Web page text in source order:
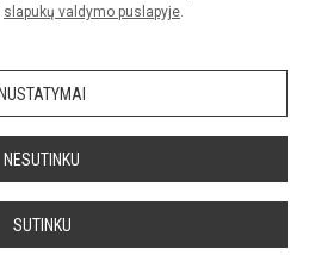
slapukų valdymo puslapyje.
NESUTINKU
SUTINKU